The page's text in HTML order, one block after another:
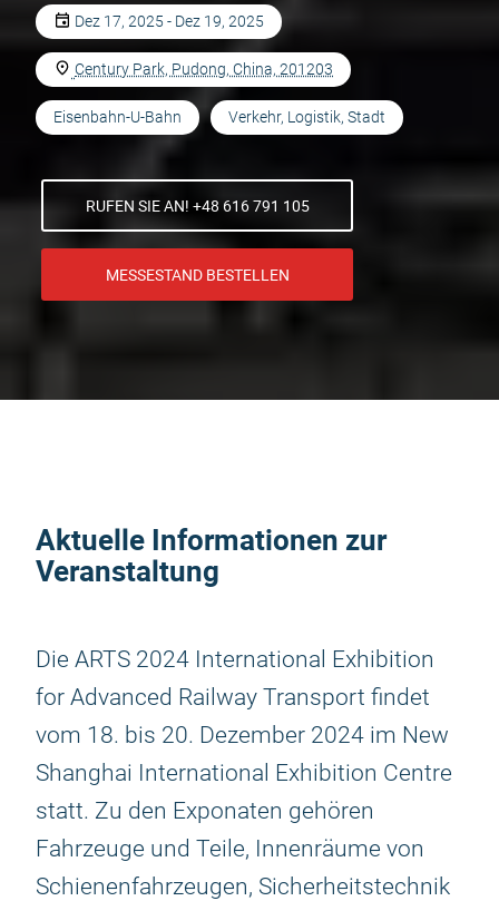
Dez 17, 2025 - Dez 19, 2025
Century Park, Pudong, China, 201203
Eisenbahn-U-Bahn Verkehr, Logistik, Stadt
RUFEN SIE AN! +48 616 791 105
MESSESTAND BESTELLEN
Aktuelle Informationen zur
Veranstaltung
Die ARTS 2024 International Exhibition
for Advanced Railway Transport findet
vom 18. bis 20. Dezember 2024 im New
Shanghai International Exhibition Centre
statt. Zu den Exponaten gehören
Fahrzeuge und Teile, Innenräume von
Schienenfahrzeugen, Sicherheitstechnik